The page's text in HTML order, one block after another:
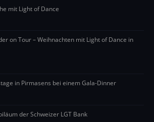
mit Light of Dance
on Tour – Weihnachten mit Light of Dance in
in Pirmasens bei einem Gala-Dinner
der Schweizer LGT Bank